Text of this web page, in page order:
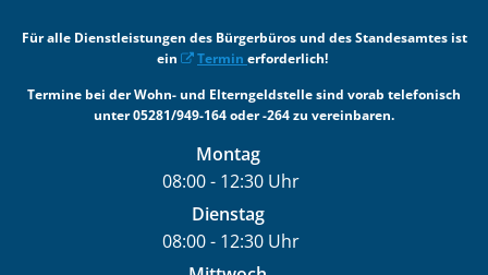
Für alle Dienstleistungen des Bürgerbüros und des Standesamtes ist
ein
Termin erforderlich!
Termine bei der Wohn- und Elterngeldstelle sind vorab telefonisch
unter 05281/949-164 oder -264 zu vereinbaren.
Montag
08:00- 12:30Uhr
Von 08:00 bis 12:30 Uhr
Dienstag
08:00- 12:30Uhr
Von 08:00 bis 12:30 Uhr